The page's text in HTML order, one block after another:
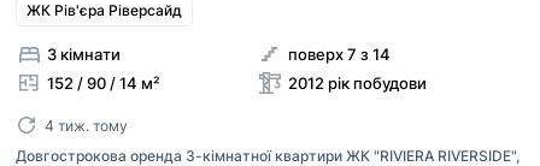
ЖК Рів'єра Ріверсайд
3 кімнати
152 / 90 / 14 м²
поверх 7 з 14
2012 рік побудови
4 тиж. тому
Довгострокова оренда 3-кімнатної квартири ЖК "RIVIERA RIVERSIDE",